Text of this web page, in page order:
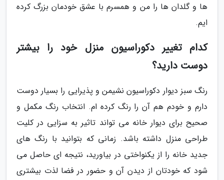
ها و گلدان ها را من و همسرم با عشق خودمان بزرگ کرده
ایم.
کدام تغییر دکوراسیون منزل خود را بیشتر
دوست دارید؟
رنگ سبز دیوار دکوراسیون نشیمن و پذیرایی را بسیار دوست
دارم و خودم هم آن را رنگ کرده ام. انتخاب رنگ مکمل و
صحیح برای دیوار خانه می تواند تاثیر به سزایی در کلیت
طراحی منزل داشته باشد. زمانی که بتوانید با رنگ های
جدید خانه را از یکنواختی در بیاورید، نتیجه ای حاصل می
شود که خودتان از دیدن آن و حضور در فضا لذت بیشتری